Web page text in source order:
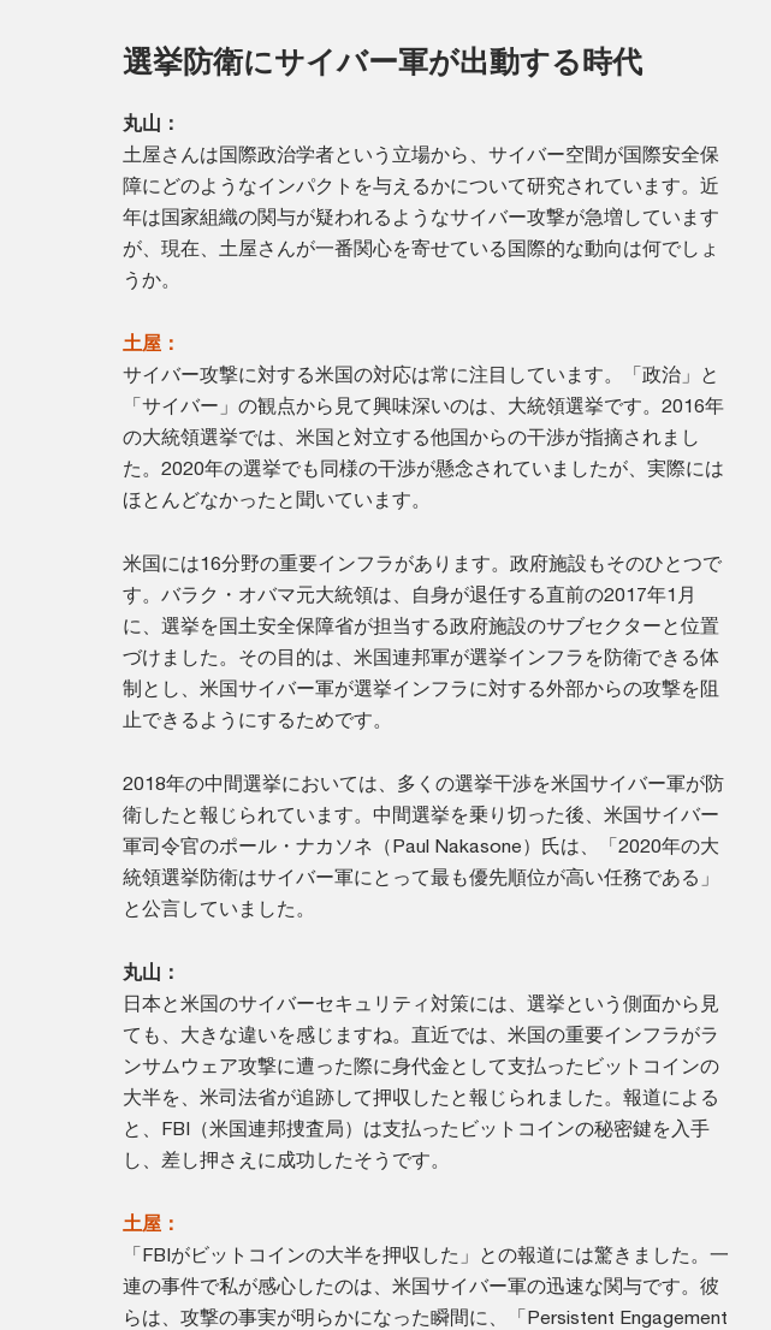
選挙防衛にサイバー軍が出動する時代
丸山：
土屋さんは国際政治学者という立場から、サイバー空間が国際安全保
障にどのようなインパクトを与えるかについて研究されています。近
年は国家組織の関与が疑われるようなサイバー攻撃が急増しています
が、現在、土屋さんが一番関心を寄せている国際的な動向は何でしょ
うか。
土屋：
サイバー攻撃に対する米国の対応は常に注目しています。「政治」と
「サイバー」の観点から見て興味深いのは、大統領選挙です。2016年
の大統領選挙では、米国と対立する他国からの干渉が指摘されまし
た。2020年の選挙でも同様の干渉が懸念されていましたが、実際には
ほとんどなかったと聞いています。
米国には16分野の重要インフラがあります。政府施設もそのひとつで
す。バラク・オバマ元大統領は、自身が退任する直前の2017年1月
に、選挙を国土安全保障省が担当する政府施設のサブセクターと位置
づけました。その目的は、米国連邦軍が選挙インフラを防衛できる体
制とし、米国サイバー軍が選挙インフラに対する外部からの攻撃を阻
止できるようにするためです。
2018年の中間選挙においては、多くの選挙干渉を米国サイバー軍が防
衛したと報じられています。中間選挙を乗り切った後、米国サイバー
軍司令官のポール・ナカソネ（Paul Nakasone）氏は、「2020年の大
統領選挙防衛はサイバー軍にとって最も優先順位が高い任務である」
と公言していました。
丸山：
日本と米国のサイバーセキュリティ対策には、選挙という側面から見
ても、大きな違いを感じますね。直近では、米国の重要インフラがラ
ンサムウェア攻撃に遭った際に身代金として支払ったビットコインの
大半を、米司法省が追跡して押収したと報じられました。報道による
と、FBI（米国連邦捜査局）は支払ったビットコインの秘密鍵を入手
し、差し押さえに成功したそうです。
土屋：
「FBIがビットコインの大半を押収した」との報道には驚きました。一
連の事件で私が感心したのは、米国サイバー軍の迅速な関与です。彼
らは、攻撃の事実が明らかになった瞬間に、「Persistent Engagement